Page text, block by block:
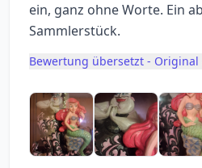
ein, ganz ohne Worte. Ein
Sammlerstück.
Bewertung übersetzt - Original